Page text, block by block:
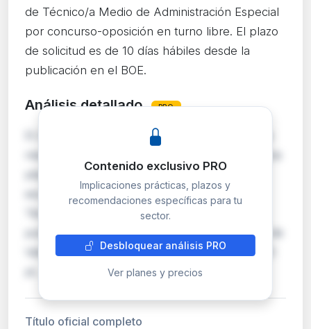
de Técnico/a Medio de Administración Especial
por concurso-oposición en turno libre. El plazo
de solicitud es de 10 días hábiles desde la
publicación en el BOE.
Análisis detallado PRO
El Ayuntamiento de Alfafar (Valencia) convoca
mediante concurso-oposición en turno libre una
plaza de Técnico/a Medio perteneciente a la
escala de Administración Especial, subescala
Técnica. Las bases reguladoras fueron
publicadas en el Boletín Oficial de la Provincia de
Valencia número 97, de 25 de mayo de 2026. El
Contenido exclusivo PRO
Implicaciones prácticas, plazos y
recomendaciones específicas para tu
sector.
Desbloquear análisis PRO
Ver planes y precios
Título oficial completo